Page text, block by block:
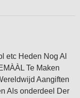
etc Heden Nog Al
Te Maken
Aangiften
Als onderdeel Der